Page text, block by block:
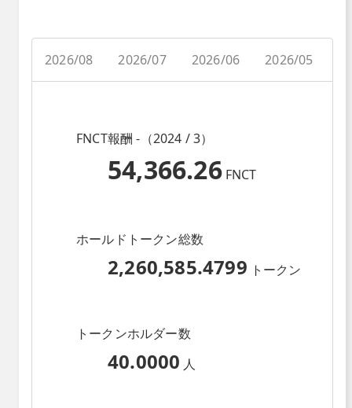
2026/08 2026/07 2026/06 2026/05
FNCT報酬 -（2024 / 3）
54,366.26 FNCT
ホールドトークン総数
2,260,585.4799 トークン
トークンホルダー数
40.0000 人